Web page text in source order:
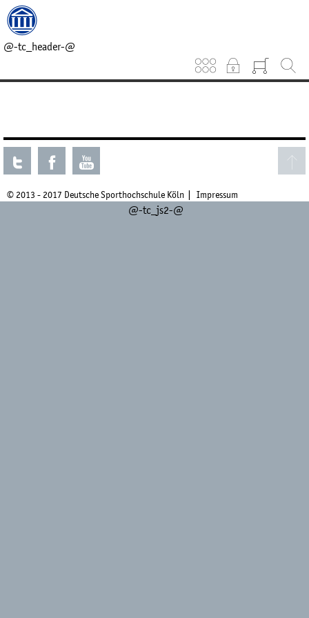
@-tc_header-@
@-tc_breadcrumb-@
Keinen aktuellen Kurs gefunden.
© 2013 - 2017 Deutsche Sporthochschule Köln Impressum
@-tc_js2-@